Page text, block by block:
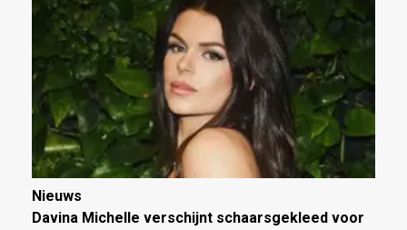
Nieuws
Davina Michelle verschijnt schaarsgekleed voor